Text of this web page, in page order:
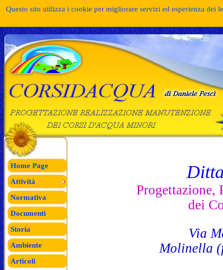
Questo sito utilizza i cookie per migliorare servizi ed esperienza dei
Home Page
Attività
Normativa
Documenti
Storia
Ambiente
Articoli
Progettazione,
dei
Via
Molinella